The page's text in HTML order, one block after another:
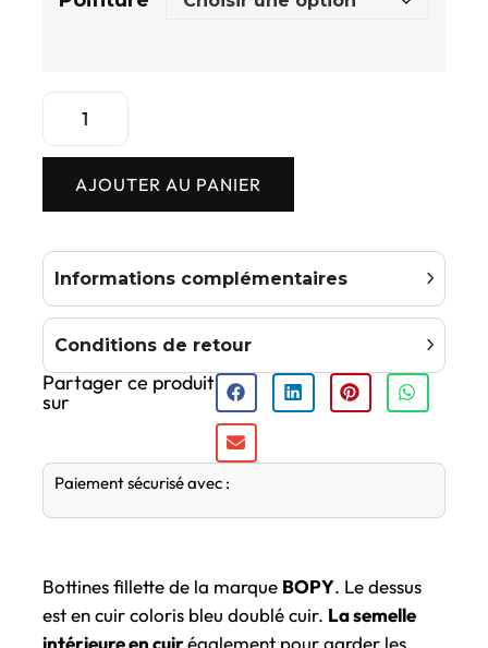
AJOUTER AU PANIER
Informations complémentaires
Conditions de retour
Partager ce produit
sur
Paiement sécurisé avec :
Bottines fillette de la marque BOPY. Le dessus
est en cuir coloris bleu doublé cuir. La semelle
intérieure en cuirégalement pour garder les